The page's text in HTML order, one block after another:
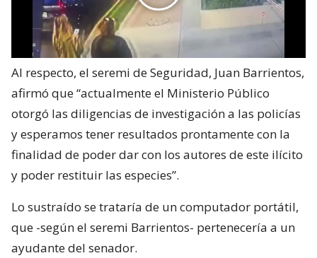
Al respecto, el seremi de Seguridad, Juan Barrientos,
afirmó que “actualmente el Ministerio Público
otorgó las diligencias de investigación a las policías
y esperamos tener resultados prontamente con la
finalidad de poder dar con los autores de este ilícito
y poder restituir las especies”.
Lo sustraído se trataría de un computador portátil,
que -según el seremi Barrientos- pertenecería a un
ayudante del senador.